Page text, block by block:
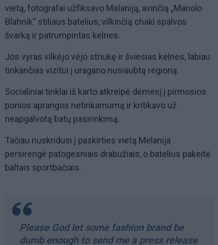
vietą, fotografai užfiksavo Melaniją, avinčią „Manolo
Blahnik“ stiliaus batelius, vilkinčią chaki spalvos
švarką ir patrumpintas kelnes.
Jos vyras vilkėjo vėjo striukę ir šviesias kelnes, labiau
tinkančias vizitui į uragano nusiaubtą regioną.
Socialiniai tinklai iš karto atkreipė dėmesį į pirmosios
ponios aprangos netinkamumą ir kritikavo už
neapgalvotą batų pasirinkimą.
Tačiau nuskridusi į paskirties vietą Melanija
persirengė patogesniais drabužiais, o batelius pakeitė
baltais sportbačiais.
Please God let some fashion brand be
dumb enough to send me a press release